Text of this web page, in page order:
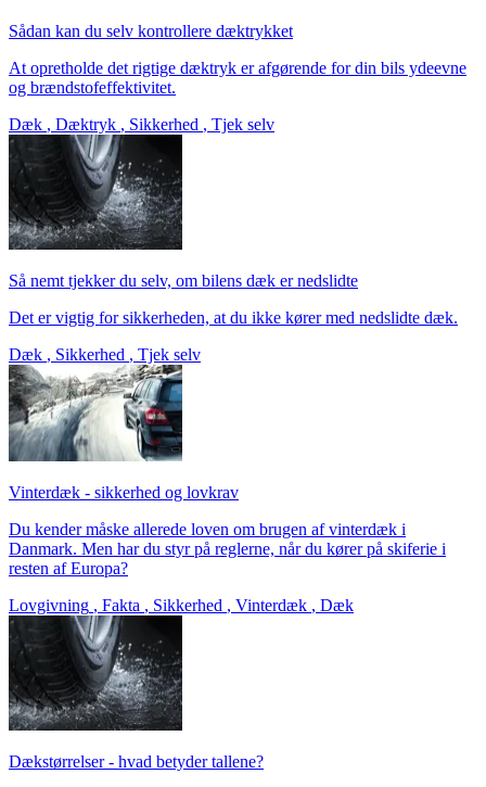
Sådan kan du selv kontrollere dæktrykket
At opretholde det rigtige dæktryk er afgørende for din bils ydeevne
og brændstofeffektivitet.
Dæk , Dæktryk , Sikkerhed , Tjek selv
Så nemt tjekker du selv, om bilens dæk er nedslidte
Det er vigtig for sikkerheden, at du ikke kører med nedslidte dæk.
Dæk , Sikkerhed , Tjek selv
Vinterdæk - sikkerhed og lovkrav
Du kender måske allerede loven om brugen af vinterdæk i
Danmark. Men har du styr på reglerne, når du kører på skiferie i
resten af Europa?
Lovgivning , Fakta , Sikkerhed , Vinterdæk , Dæk
Dækstørrelser - hvad betyder tallene?